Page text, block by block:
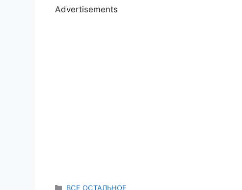
Advertisements
Categories
ВСЕ ОСТАЛЬНОЕ